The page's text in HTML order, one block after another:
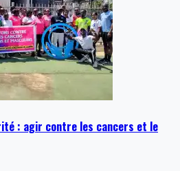
: agir contre les cancers et le